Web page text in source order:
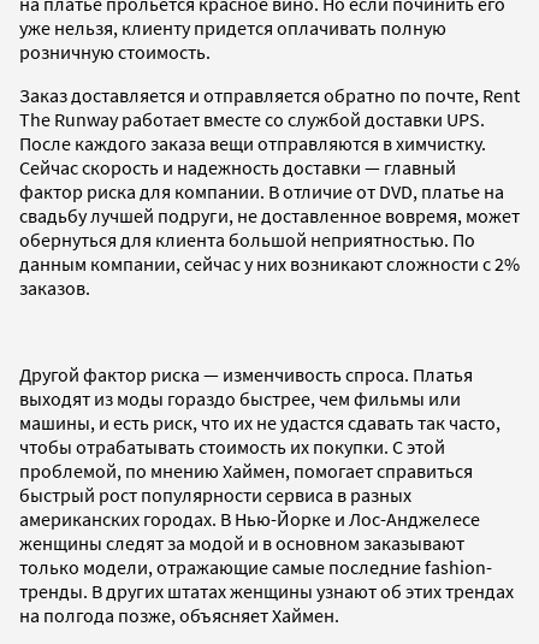
уже нельзя, клиенту придется оплачивать полную
розничную стоимость.
Заказ доставляется и отправляется обратно по почте, Rent
The Runway работает вместе со службой доставки UPS.
После каждого заказа вещи отправляются в химчистку.
Сейчас скорость и надежность доставки — главный
фактор риска для компании. В отличие от DVD, платье на
свадьбу лучшей подруги, не доставленное вовремя, может
обернуться для клиента большой неприятностью. По
данным компании, сейчас у них возникают сложности с 2%
заказов.
Другой фактор риска — изменчивость спроса. Платья
выходят из моды гораздо быстрее, чем фильмы или
машины, и есть риск, что их не удастся сдавать так часто,
чтобы отрабатывать стоимость их покупки. С этой
проблемой, по мнению Хаймен, помогает справиться
быстрый рост популярности сервиса в разных
американских городах. В Нью-Йорке и Лос-Анджелесе
женщины следят за модой и в основном заказывают
только модели, отражающие самые последние fashion-
тренды. В других штатах женщины узнают об этих трендах
на полгода позже, объясняет Хаймен.